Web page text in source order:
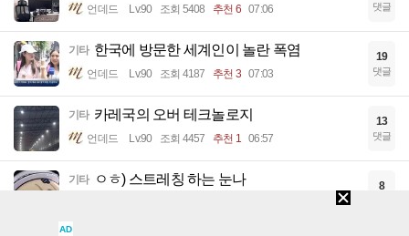
언데드 Lv.90 조회 5408 추천 6 07:06 댓글
기타 한국에 방문한 세계인이 놀란 폭염
언데드 Lv.90 조회 4187 추천 3 07:03
19
댓글
기타 카레국의 오버 테크놀로지
언데드 Lv.90 조회 4457 추천 1 06:57
13
댓글
기타 ㅇㅎ) 스트레칭 하는 눈나 8
AD